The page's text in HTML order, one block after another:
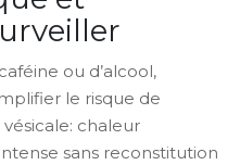
ou d’alcool,
le risque de
vésicale: chaleur
sans reconstitution